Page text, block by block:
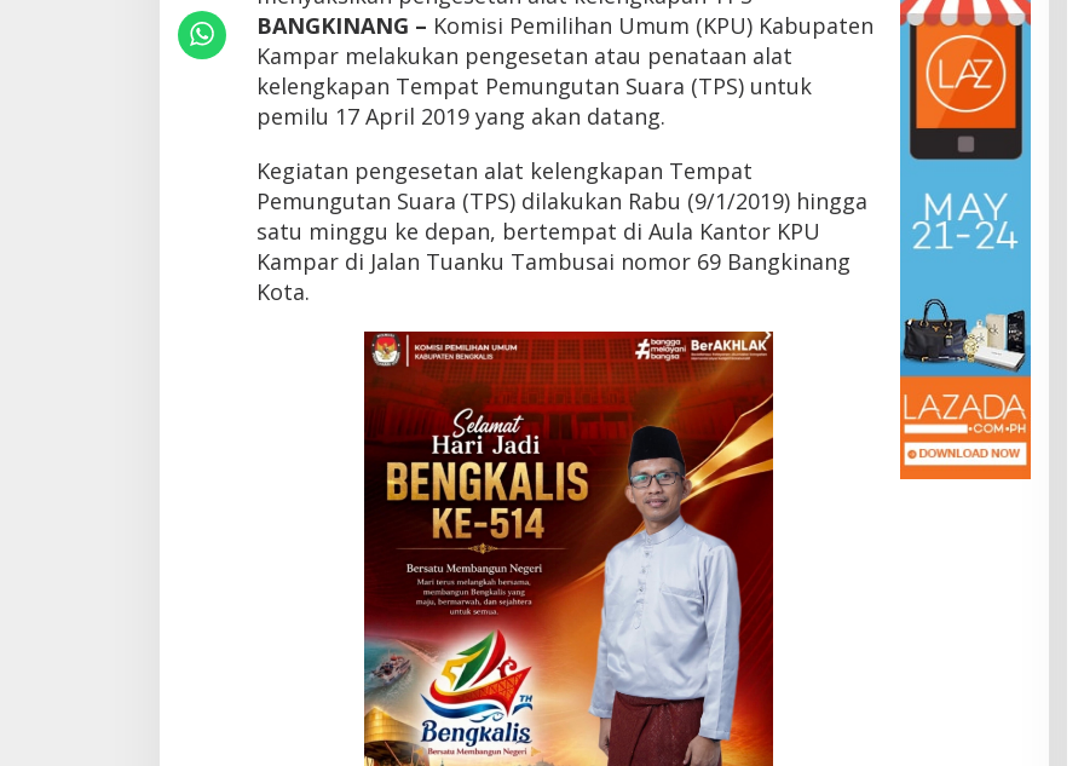
g
A
a
t
e
l
e
n
g
k
a
n
T
P
S
BANGKINANG – Komisi Pemilihan Umum (KPU) Kabupaten
Kampar melakukan pengesetan atau penataan alat
kelengkapan Tempat Pemungutan Suara (TPS) untuk
pemilu 17 April 2019 yang akan datang.
Kegiatan pengesetan alat kelengkapan Tempat
Pemungutan Suara (TPS) dilakukan Rabu (9/1/2019) hingga
satu minggu ke depan, bertempat di Aula Kantor KPU
Kampar di Jalan Tuanku Tambusai nomor 69 Bangkinang
Kota.